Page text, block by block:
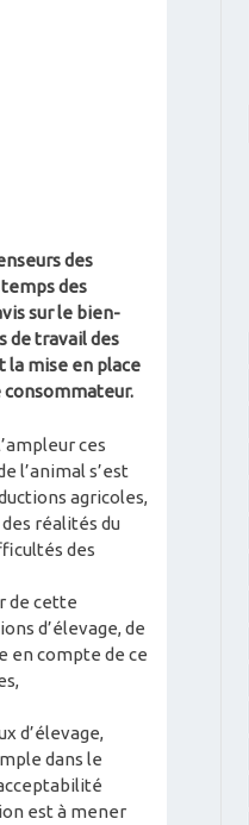
des
des
sur le bien-
de travail des
la mise en place
ces
l’animal s’est
agricoles,
réalités du
des
de cette
d’élevage, de
en compte de ce
d’élevage,
dans le
est à mener